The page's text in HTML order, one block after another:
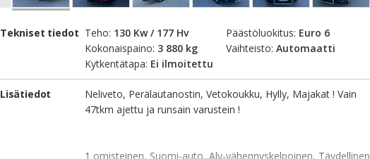
Tekniset tiedot Teho: 130 Kw / 177 Hv
Kokonaispaino: 3 880 kg
Kytkentätapa: Ei ilmoitettu
Päästöluokitus: Euro 6
Vaihteisto: Automaatti
Lisätiedot
Neliveto, Perälautanostin, Vetokoukku, Hylly, Majakat ! Vain
47tkm ajettu ja runsain varustein !
1 omisteinen, Suomi-auto, Alv-vähennyskelpoinen, Täydellinen